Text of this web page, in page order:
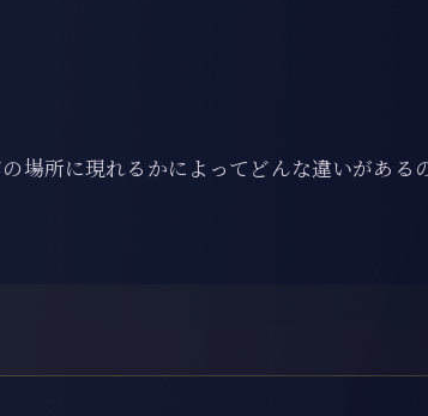
所に現れるかによってどんな違いがある